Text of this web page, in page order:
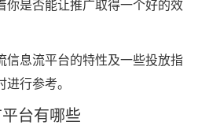
你是否能让推广取得一个好的效
息流平台的特性及一些投放指
行参考。
台有哪些